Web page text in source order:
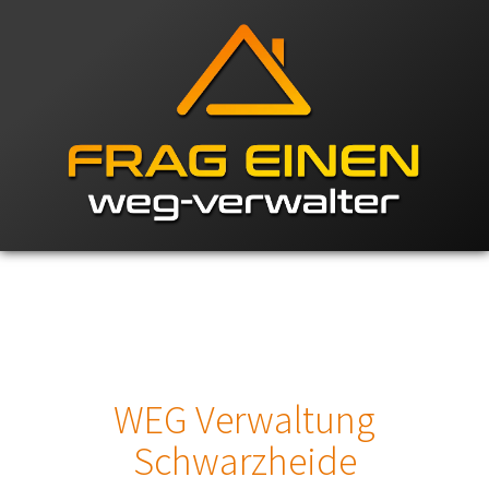
WEG Verwaltung
Schwarzheide